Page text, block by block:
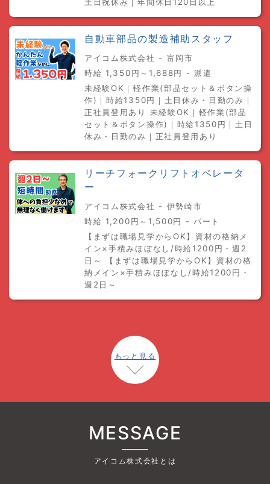
自動車部品の製造補助スタッフ
アイコム株式会社 - 富岡市
時給 1,350円～1,688円 - 派遣
未経験OK｜軽作業(部品セット＆ボタン操
作)｜時給1350円｜土日休み・日勤のみ｜
正社員登用あり 未経験OK｜軽作業(部品
セット＆ボタン操作)｜時給1350円｜土日
休み・日勤のみ｜正社員登用あり
リーチフォークリフトオペレータ
ー
アイコム株式会社 - 伊勢崎市
時給 1,200円～1,500円 - パート
【まずは職場見学からOK】資材の格納メ
イン×手積みほぼなし/時給1200円・週2
日～ 【まずは職場見学からOK】資材の格
納メイン×手積みほぼなし/時給1200円・
週2日～
もっと見る
MESSAGE
アイコム株式会社とは